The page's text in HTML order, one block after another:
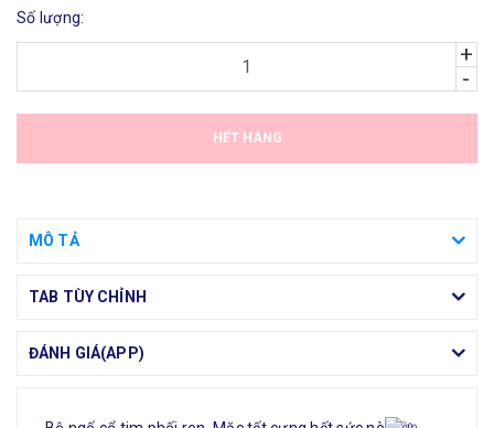
Số lượng:
+
-
HẾT HÀNG
MÔ TẢ
TAB TÙY CHỈNH
ĐÁNH GIÁ(APP)